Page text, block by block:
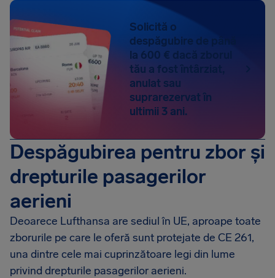
Solicită o
despăgubire de până
la 600 € dacă zborul
tău a fost întârziat,
anulat sau
suprarezervat în
ultimii 3 ani.
Despăgubirea pentru zbor și
drepturile pasagerilor
aerieni
Deoarece Lufthansa are sediul în UE, aproape toate
zborurile pe care le oferă sunt protejate de CE 261,
una dintre cele mai cuprinzătoare legi din lume
privind drepturile pasagerilor aerieni.